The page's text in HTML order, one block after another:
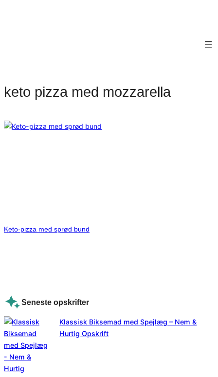
keto pizza med mozzarella
Keto-pizza med sprød bund
Seneste opskrifter
Klassisk Biksemad med Spejlæg – Nem &
Hurtig Opskrift